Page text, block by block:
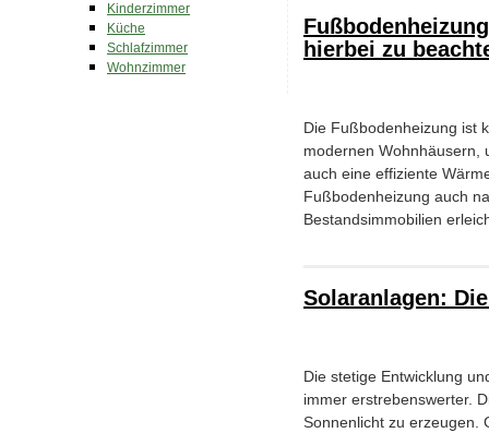
hierbei zu
Die Fußbodenheizung ist
modernen Wohnhäusern,
auch eine effiziente
Fußbodenheizung auch
Bestandsimmobilien
Solaranlagen:
Die stetige Entwicklung
immer erstrebenswerter.
Sonnenlicht zu erzeugen.
Kinderzimmer
Küche
Schlafzimmer
Wohnzimmer